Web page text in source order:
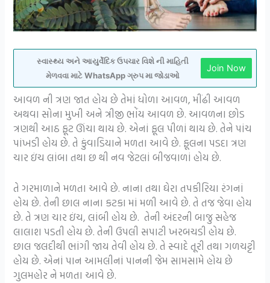
સ્વાસ્થ્ય અને આયુર્વેદિક ઉપચાર વિશે ની માહિતી
મેળવવા માટે WhatsApp ગ્રુપ મા જોડાઓ
Join Now
આવળ ની ત્રણ જાત હોય છે તેમાં ધોળા આવળ, મીંઢી આવળ
અથવા સોના મુખી અને ત્રીજી ભોંય આવળ છે. આવળના છોડ
ત્રણથી આઠ ફૂટ ઊંચા થાય છે. એનાં ફૂલ પીળાં થાય છે. તેને પાંચ
પાંખડી હોય છે. તે કુંવાડિયાને મળતા આવે છે. ફૂલના પડદા ત્રણ
ચાર ઇંચ લાંબા તથા છ થી નવ જેટલાં બીજવાળાં હોય છે.
તે ગરમાળાને મળતા આવે છે. નાના તથા ઘેરા તપકીરિયા રંગનાં
હોય છે. તેની છાલ નાના કટકા માં મળી આવે છે. તે તજ જેવા હોય
છે. તે ત્રણ ચાર ઇંચ, લાંબી હોય છે. તેની અંદરની બાજુ સહેજ
લાલાશ પડતી હોય છે. તેની ઉપલી સપાટી ખરબચડી હોય છે.
છાલ જલદીથી ભાંગી જાય તેવી હોય છે. તે સ્વાદે તૂરી તથા ગળચટ્ટી
હોય છે. એનાં પાન આમલીનાં પાનની જેમ સામસામે હોય છે
ગુલમહોર ને મળતા આવે છે.